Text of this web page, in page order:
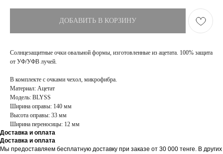
ДОБАВИТЬ В КОРЗИНУ
Солнцезащитные очки овальной формы, изготовленные из ацетата. 100% защита
от УФ/УФВ лучей.
В комплекте с очками чехол, микрофибра.
Материал: Ацетат
Модель: BLYSS
Ширина оправы: 140 мм
Высота оправы: 33 мм
Ширина переносицы: 12 мм
Доставка и оплата
Доставка и оплата
Мы предоставляем бесплатную доставку при заказе от 30 000 тенге. В других
ПОКУПАТЕЛЯМ МАГАЗИН